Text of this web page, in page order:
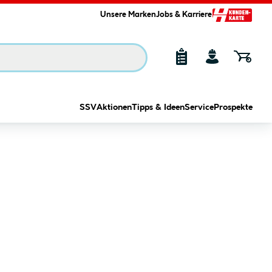
Unsere MarkenJobs & Karriere
SSVAktionenTipps & IdeenService Prospekte